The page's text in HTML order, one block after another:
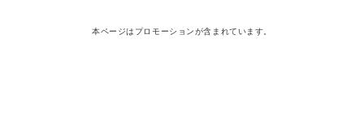
本ページはプロモーションが含まれています。